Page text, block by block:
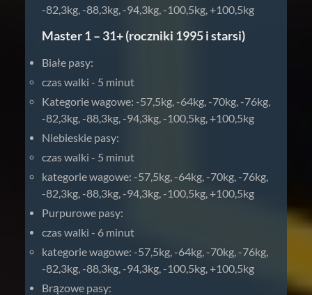
-82,3kg, -88,3kg, -94,3kg, -100,5kg, +100,5kg
Master 1 – 31+ (roczniki 1995 i starsi)
Białe pasy:
czas walki - 5 minut
Kategorie wagowe: -57,5kg, -64kg, -70kg, -76kg,
-82,3kg, -88,3kg, -94,3kg, -100,5kg, +100,5kg
Niebieskie pasy:
czas walki - 5 minut
kategorie wagowe: -57,5kg, -64kg, -70kg, -76kg,
-82,3kg, -88,3kg, -94,3kg, -100,5kg, +100,5kg
Purpurowe pasy:
czas walki - 6 minut
kategorie wagowe: -57,5kg, -64kg, -70kg, -76kg,
-82,3kg, -88,3kg, -94,3kg, -100,5kg, +100,5kg
Brązowe pasy: